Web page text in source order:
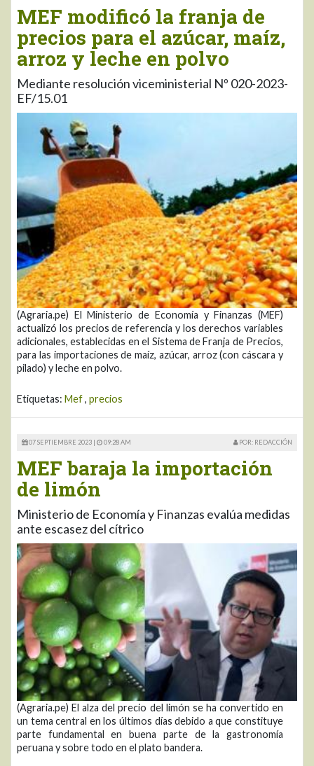
MEF modificó la franja de
precios para el azúcar, maíz,
arroz y leche en polvo
Mediante resolución viceministerial Nº 020-2023-
EF/15.01
(Agraria.pe) El Ministerio de Economía y Finanzas (MEF)
actualizó los precios de referencia y los derechos variables
adicionales, establecidas en el Sistema de Franja de Precios,
para las importaciones de maíz, azúcar, arroz (con cáscara y
pilado) y leche en polvo.
Etiquetas: Mef, precios
07 SEPTIEMBRE 2023 | 09:28 AM POR: REDACCIÓN
MEF baraja la importación
de limón
Ministerio de Economía y Finanzas evalúa medidas
ante escasez del cítrico
(Agraria.pe) El alza del precio del limón se ha convertido en
un tema central en los últimos días debido a que constituye
parte fundamental en buena parte de la gastronomía
peruana y sobre todo en el plato bandera.